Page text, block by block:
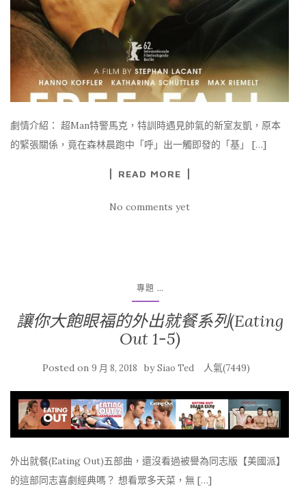
劇情介紹： 超Man特警馬克，特訓時遇見帥氣的新室友凱，原本
的緊張關係，竟在森林晨跑中「呼」出一觸即發的「基」 […]
READ MORE
No comments yet
專題 ...
讓你大飽眼福的外出就餐系列(Eating
Out 1-5)
Posted on 9 月 8, 2018 bySiao Ted 人氣(7449)
外出就餐(Eating Out)五部曲，還沒看過被譽為同志版【美國派】
的這部同志喜劇經典嗎？ 想看眾多天菜，無 […]